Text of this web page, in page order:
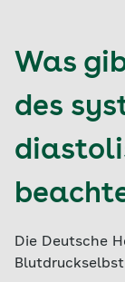
Was
des
Die Deutsche